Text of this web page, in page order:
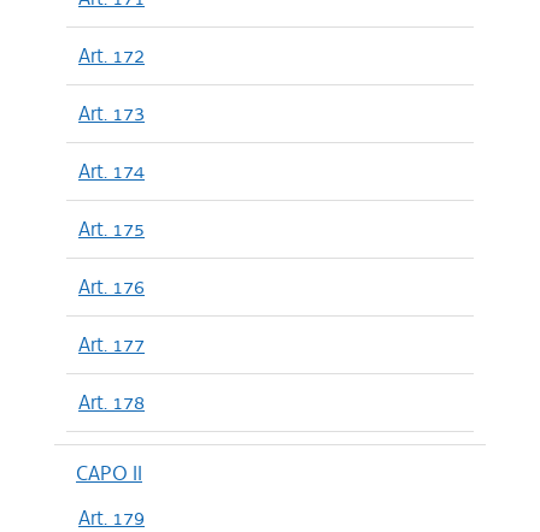
Art. 172
Art. 173
Art. 174
Art. 175
Art. 176
Art. 177
Art. 178
CAPO II
Art. 179